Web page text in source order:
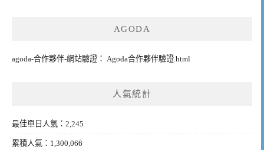
AGODA
agoda-合作夥伴-網站驗證： Agoda合作夥伴驗證.html
人氣統計
最佳單日人氣：2,245
累積人氣：1,300,066